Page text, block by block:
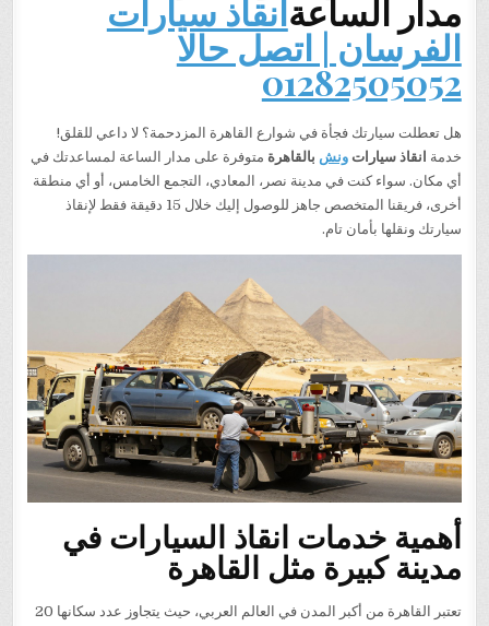
مدار الساعةانقاذ سيارات
الفرسان | اتصل حالا
01282505052
هل تعطلت سيارتك فجأة في شوارع القاهرة المزدحمة؟ لا داعي للقلق!
خدمة انقاذ سياراتونش بالقاهرة متوفرة على مدار الساعة لمساعدتك في
أي مكان. سواء كنت في مدينة نصر، المعادي، التجمع الخامس، أو أي منطقة
أخرى، فريقنا المتخصص جاهز للوصول إليك خلال 15 دقيقة فقط لإنقاذ
سيارتك ونقلها بأمان تام.
أهمية خدمات انقاذ السيارات في
مدينة كبيرة مثل القاهرة
تعتبر القاهرة من أكبر المدن في العالم العربي، حيث يتجاوز عدد سكانها 20